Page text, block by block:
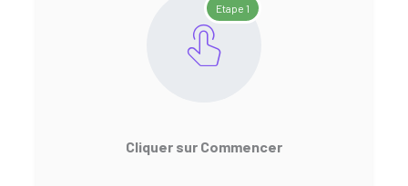
Etape 1
Cliquer sur Commencer